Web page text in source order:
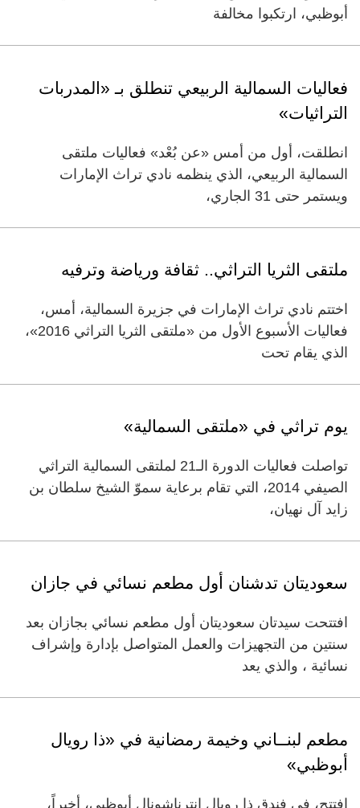
أبوظبي، ارتكبوا مخالفة
فعاليات السمالية الربيعي تنطلق بـ «المدربات
التراثيات»
انطلقت، أول من أمس «عن بُعْد» فعاليات ملتقى
السمالية الربيعي، الذي ينظمه نادي تراث الإمارات
ويستمر حتى ‬31 الجاري،
ملتقى الثريا التراثي.. ثقافة ورياضة وترفيه
اختتم نادي تراث الإمارات في جزيرة السمالية، أمس،
فعاليات الأسبوع الأول من «ملتقى الثريا التراثي 2016»،
الذي يقام تحت
يوم تراثي في «ملتقى السمالية»
تواصلت فعاليات الدورة الـ21 لملتقى السمالية التراثي
الصيفي 2014، التي تقام برعاية سموّ الشيخ سلطان بن
زايد آل نهيان،
سعوديتان تدشنان أول مطعم نسائي في جازان
افتتحت سيدتان سعوديتان أول مطعم نسائي بجازان بعد
سنتين من التجهيزات والعمل المتواصل بإدارة وإشراف
نسائية ، والذي يعد
مطعم لبنــاني وخيمة رمضانية في «ذا رويال
أبوظبي»
افتتح، في فندق ذا رويال إنترناشونال أبوظبي، أخيراً،